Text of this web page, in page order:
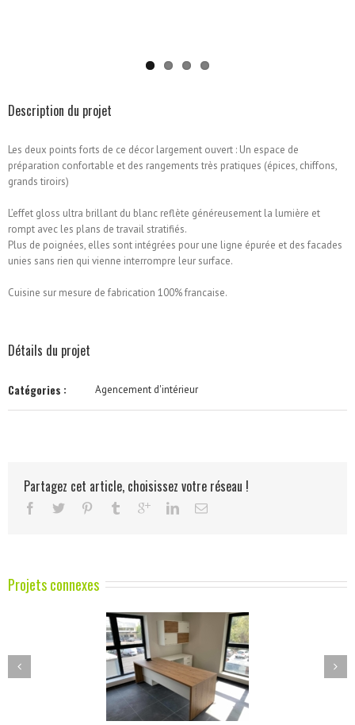
Description du projet
Les deux points forts de ce décor largement ouvert : Un espace de
préparation confortable et des rangements très pratiques (épices, chiffons,
grands tiroirs)
L’effet gloss ultra brillant du blanc reflète généreusement la lumière et
rompt avec les plans de travail stratifiés.
Plus de poignées, elles sont intégrées pour une ligne épurée et des facades
unies sans rien qui vienne interrompre leur surface.
Cuisine sur mesure de fabrication 100% francaise.
Détails du projet
Catégories : Agencement d'intérieur
Partagez cet article, choisissez votre réseau !
Projets connexes
de direction sur
Cuisine moderne en FENIX
NTM avec ilot